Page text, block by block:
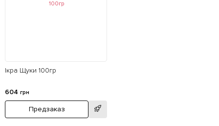
Ікра Щуки 100гр
604 грн
Предзаказ